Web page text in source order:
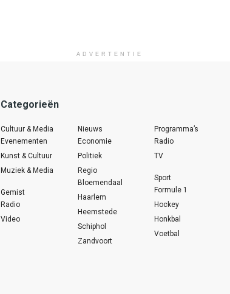
ADVERTENTIE
Categorieën
Cultuur & Media
Evenementen
Kunst & Cultuur
Muziek & Media
Gemist
Radio
Video
Nieuws
Economie
Politiek
Regio
Bloemendaal
Haarlem
Heemstede
Schiphol
Zandvoort
Programma’s
Radio
TV
Sport
Formule 1
Hockey
Honkbal
Voetbal